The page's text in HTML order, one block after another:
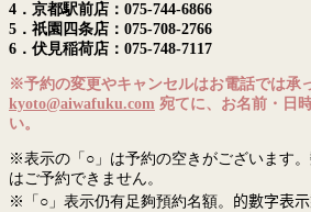
4．京都駅前店：075-744-6866
5．祇園四条店：075-708-2766
6．伏見稲荷店：075-748-7117
※予約の変更やキャンセルはお電話では承
kyoto@aiwafuku.com 宛てに、お名前・日
い。
※表示の「○」は予約の空きがございます。
はご予約できません。
※「○」表示仍有足夠預約名額。 的數字表